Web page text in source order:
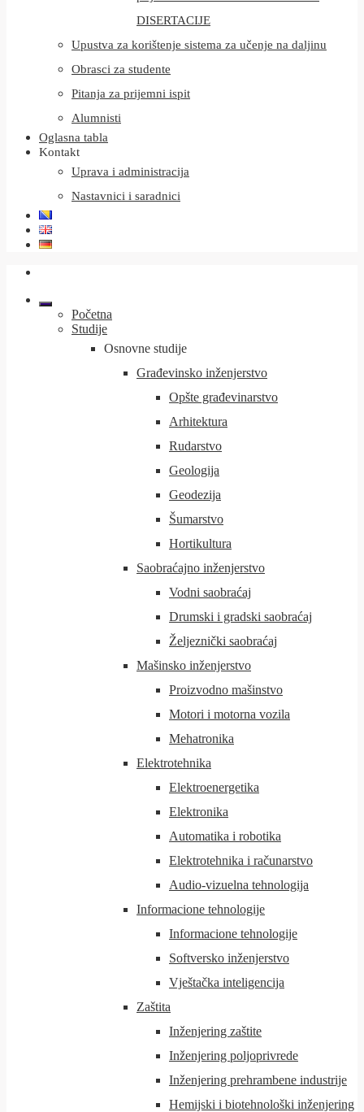
DISERTACIJE
Upustva za korištenje sistema za učenje na daljinu
Obrasci za studente
Pitanja za prijemni ispit
Alumnisti
Oglasna tabla
Kontakt
Uprava i administracija
Nastavnici i saradnici
Početna
Studije
Osnovne studije
Građevinsko inženjerstvo
Opšte građevinarstvo
Arhitektura
Rudarstvo
Geologija
Geodezija
Šumarstvo
Hortikultura
Saobraćajno inženjerstvo
Vodni saobraćaj
Drumski i gradski saobraćaj
Željeznički saobraćaj
Mašinsko inženjerstvo
Proizvodno mašinstvo
Motori i motorna vozila
Mehatronika
Elektrotehnika
Elektroenergetika
Elektronika
Automatika i robotika
Elektrotehnika i računarstvo
Audio-vizuelna tehnologija
Informacione tehnologije
Informacione tehnologije
Softversko inženjerstvo
Vještačka inteligencija
Zaštita
Inženjering zaštite
Inženjering poljoprivrede
Inženjering prehrambene industrije
Hemijski i biotehnološki inženjering